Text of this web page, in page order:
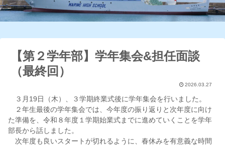
【第２学年部】学年集会&担任面談
（最終回）
2026.03.27
３月19日（木）、３学期終業式後に学年集会を行いました。
２年生最後の学年集会では、今年度の振り返りと次年度に向け
た準備を、令和８年度１学期始業式までに進めていくことを学年
部長から話しました。
次年度も良いスタートが切れるように、春休みを有意義な時間